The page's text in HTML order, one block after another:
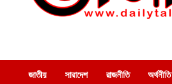
কম
জাতীয় সারাদেশ রাজনীতি অর্থনীতি